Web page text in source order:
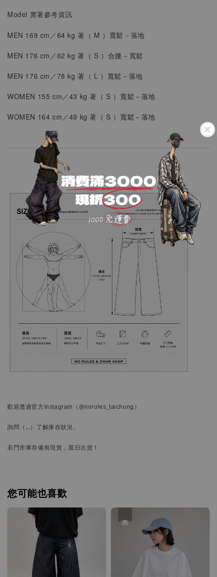
Model 實著參考資訊
MEN 169 cm／64 kg 著（ M ） 寬鬆 －落地
MEN 176 cm／62 kg 著（ S ）合腰 －寬鬆
MEN 176 cm／78 kg 著（ L ）寬鬆 －落地
WOMEN 155 cm／43 kg 著（ S ）寬鬆－落地
WOMEN 164 cm／49 kg 著（ S ）寬鬆－落地
歡迎透過官方Instagram （@norules_taichung）
詢問 （…） 了解庫存狀況。
若門市庫存備有現貨，當日出貨！
您可能也喜歡